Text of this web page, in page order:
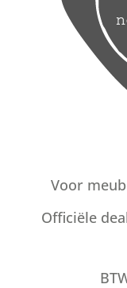
Voor
Officiële